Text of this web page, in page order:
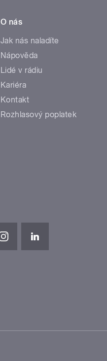
O nás
Jak nás naladíte
Nápověda
Lidé v rádiu
Kariéra
Kontakt
Rozhlasový poplatek